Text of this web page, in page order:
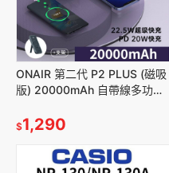
ONAIR 第二代 P2 PLUS (磁吸
版) 20000mAh 自帶線多功能
$1,290